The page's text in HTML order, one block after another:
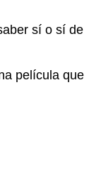
sí o sí de
película que